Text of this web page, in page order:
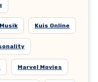
Kuis Online
Marvel Movies